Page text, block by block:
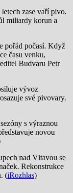
zase vaří pivo.
miliardy korun a
pořád počasí. Když
času venku,
Budvaru Petr
vývoz
své pivovary.
s výraznou
novou
nad Vltavou se
Rekonstrukce
(iRozhlas)